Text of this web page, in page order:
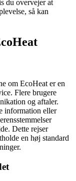
du overvejer at
så kan
om EcoHeat er en
Flere brugere
og aftaler.
information eller
Dette rejser
en høj standard